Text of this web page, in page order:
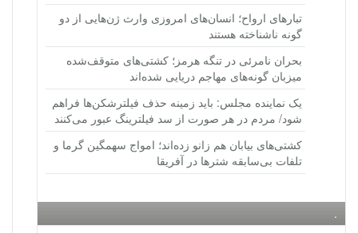
تبارهای ارواح؛ انسان‌های امروزی وارث ژن‌هایی از دو
گونه ناشناخته هستند
بحران نامرئی در تنگه هرمز؛ کشتی‌های متوقف‌شده
میزبان گونه‌های مهاجم دریایی شده‌اند
یک نماینده مجلس: باید زمینه حذف فیلترشکن‌ها فراهم
شود/ مردم در هر صورت از سد فیلترینگ عبور می‌کنند
کشتی‌های بیابان هم زانو زده‌اند؛ امواج سهمگین گرما و
تلفات بی‌سابقه شترها در آفریقا
.